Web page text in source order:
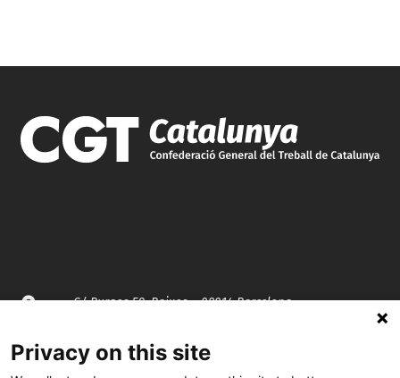
C/ Burgos 59, Baixos – 08014 Barcelona
spccc@spcgtcatalunya.cat
Privacy on this site